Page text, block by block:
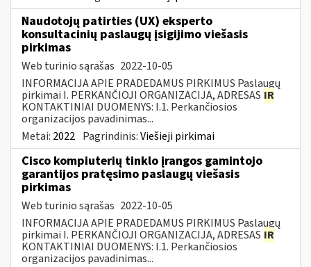
Naudotojų patirties (UX) eksperto
konsultacinių paslaugų įsigijimo viešasis
pirkimas
Web turinio sąrašas 2022-10-05
INFORMACIJA APIE PRADEDAMUS PIRKIMUS Paslaugų
pirkimai I. PERKANČIOJI ORGANIZACIJA, ADRESAS IR
KONTAKTINIAI DUOMENYS: I.1. Perkančiosios
organizacijos pavadinimas...
Metai: 2022 Pagrindinis:Viešieji pirkimai
Cisco kompiuterių tinklo įrangos gamintojo
garantijos pratęsimo paslaugų viešasis
pirkimas
Web turinio sąrašas 2022-10-05
INFORMACIJA APIE PRADEDAMUS PIRKIMUS Paslaugų
pirkimai I. PERKANČIOJI ORGANIZACIJA, ADRESAS IR
KONTAKTINIAI DUOMENYS: I.1. Perkančiosios
organizacijos pavadinimas...